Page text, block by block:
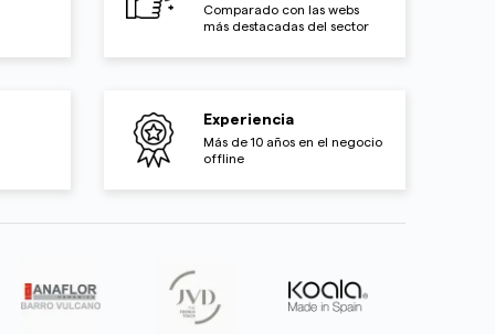
Comparado con las webs
más destacadas del sector
Experiencia
Más de 10 años en el negocio
offline